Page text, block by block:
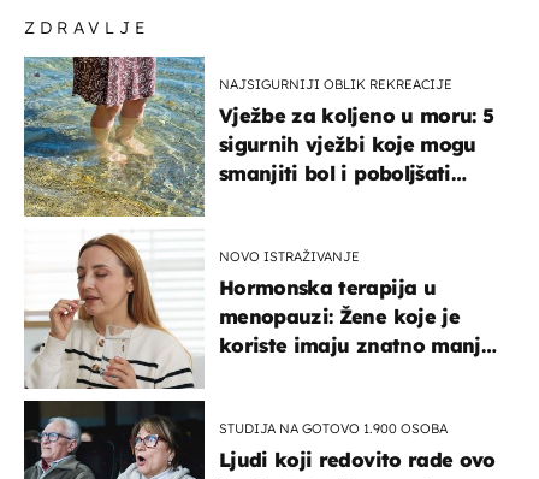
ZDRAVLJE
NAJSIGURNIJI OBLIK REKREACIJE
Vježbe za koljeno u moru: 5
sigurnih vježbi koje mogu
smanjiti bol i poboljšati
NOVO ISTRAŽIVANJE
Hormonska terapija u
menopauzi: Žene koje je
koriste imaju znatno manji
STUDIJA NA GOTOVO 1.900 OSOBA
Ljudi koji redovito rade ovo